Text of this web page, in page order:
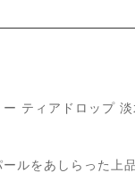
ー ティアドロップ
ルをあしらった上